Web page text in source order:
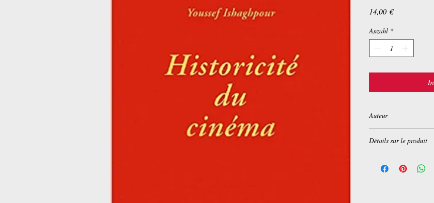
14,00 €Preis
Anzahl *
Auteur
Détails sur le produit
Editeur : Editions